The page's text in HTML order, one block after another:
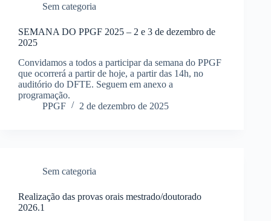
Sem categoria
SEMANA DO PPGF 2025 – 2 e 3 de dezembro de
2025
Convidamos a todos a participar da semana do PPGF
que ocorrerá a partir de hoje, a partir das 14h, no
auditório do DFTE. Seguem em anexo a
programação.
PPGF
2 de dezembro de 2025
Sem categoria
Realização das provas orais mestrado/doutorado
2026.1